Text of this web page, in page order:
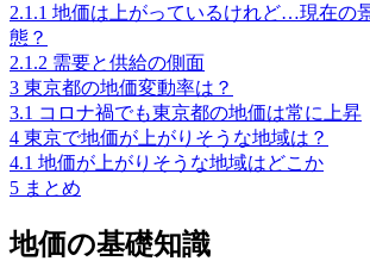
2.1.1 地価は上がっているけれど…現在の
態？
2.1.2 需要と供給の側面
3 東京都の地価変動率は？
3.1 コロナ禍でも東京都の地価は常に上昇
4 東京で地価が上がりそうな地域は？
4.1 地価が上がりそうな地域はどこか
5 まとめ
地価の基礎知識